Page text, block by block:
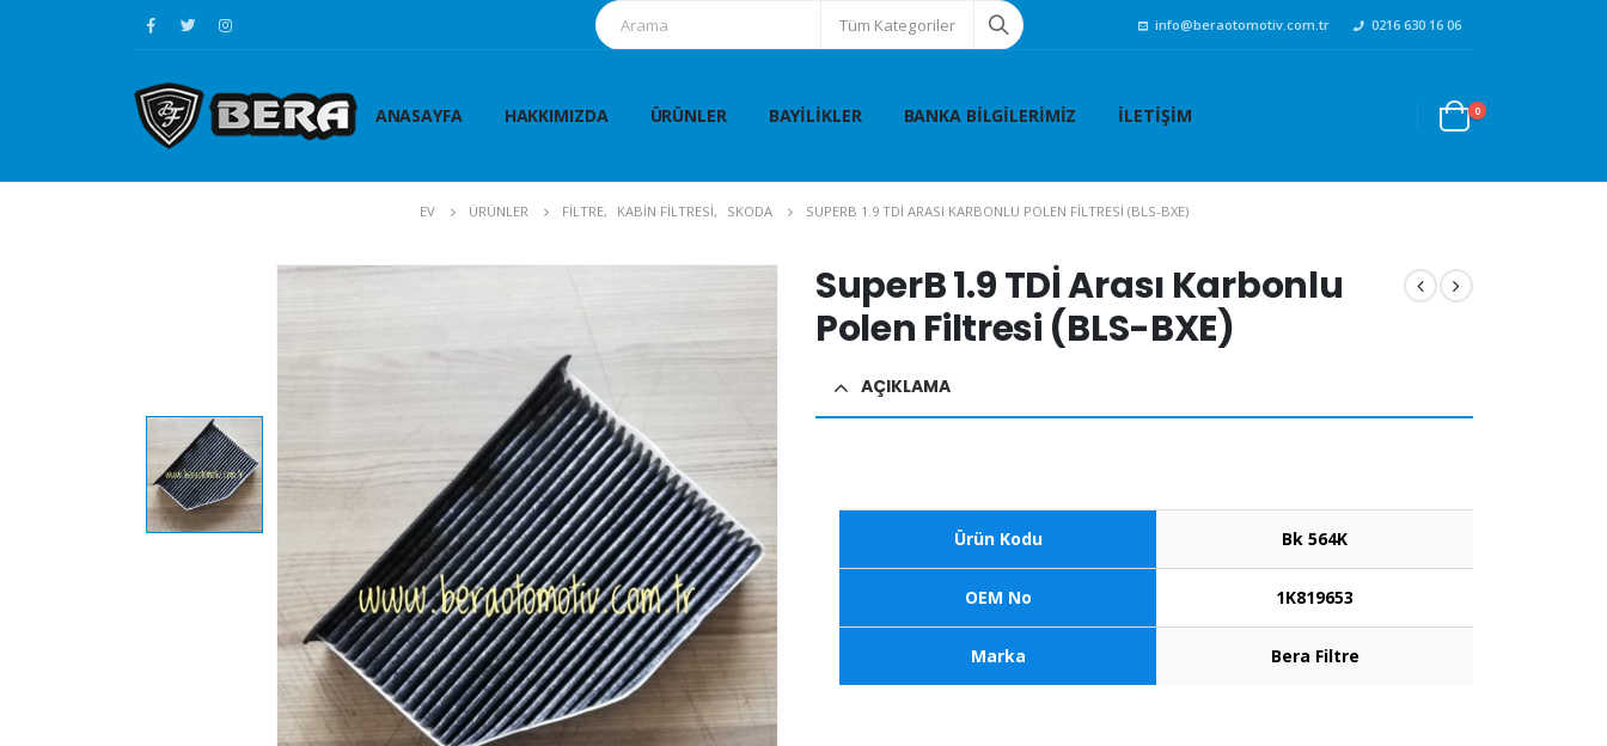
Tüm Kategoriler info@beraotomotiv.com.tr 0216 630 16 06
ANASAYFA HAKKIMIZDA ÜRÜNLER BAYILIKLER BANKA BILGILERIMIZ İLETIŞIM 0
EV ÜRÜNLER FİLTRE, KABİN FİLTRESİ, SKODA SUPERB 1.9 TDİ ARASI KARBONLU POLEN FILTRESI (BLS-BXE)
SuperB 1.9 TDİ Arası Karbonlu
Polen Filtresi (BLS-BXE)
AÇIKLAMA
Ürün Kodu Bk 564K
OEM No 1K819653
Marka Bera Filtre